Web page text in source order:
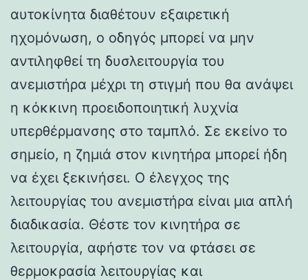
αυτοκίνητα διαθέτουν εξαιρετική
ηχομόνωση, ο οδηγός μπορεί να μην
αντιληφθεί τη δυσλειτουργία του
ανεμιστήρα μέχρι τη στιγμή που θα ανάψει
η κόκκινη προειδοποιητική λυχνία
υπερθέρμανσης στο ταμπλό. Σε εκείνο το
σημείο, η ζημιά στον κινητήρα μπορεί ήδη
να έχει ξεκινήσει. Ο έλεγχος της
λειτουργίας του ανεμιστήρα είναι μια απλή
διαδικασία. Θέστε τον κινητήρα σε
λειτουργία, αφήστε τον να φτάσει σε
θερμοκρασία λειτουργίας και